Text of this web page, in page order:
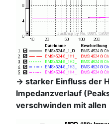
-> starker Einfluss der
Impedanzverlauf
verschwinden mit allen